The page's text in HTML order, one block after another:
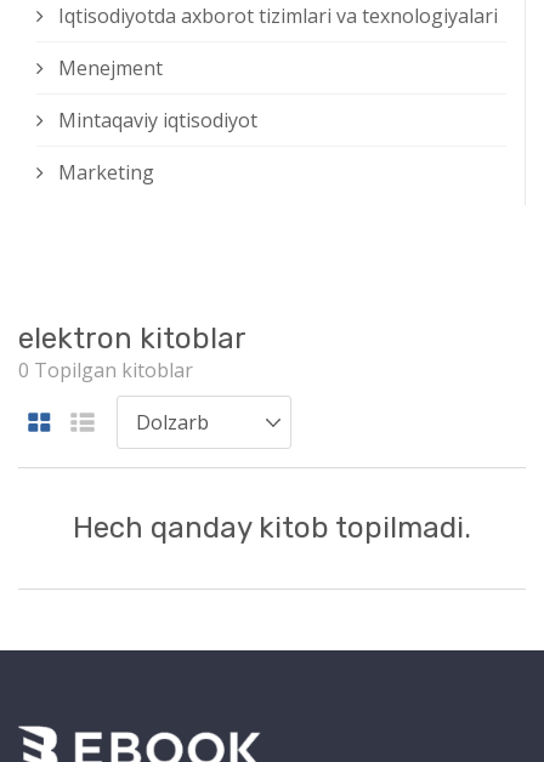
Iqtisodiyotda axborot tizimlari va texnologiyalari
Menejment
Mintaqaviy iqtisodiyot
Marketing
elektron kitoblar
0 Topilgan kitoblar
Hech qanday kitob topilmadi.